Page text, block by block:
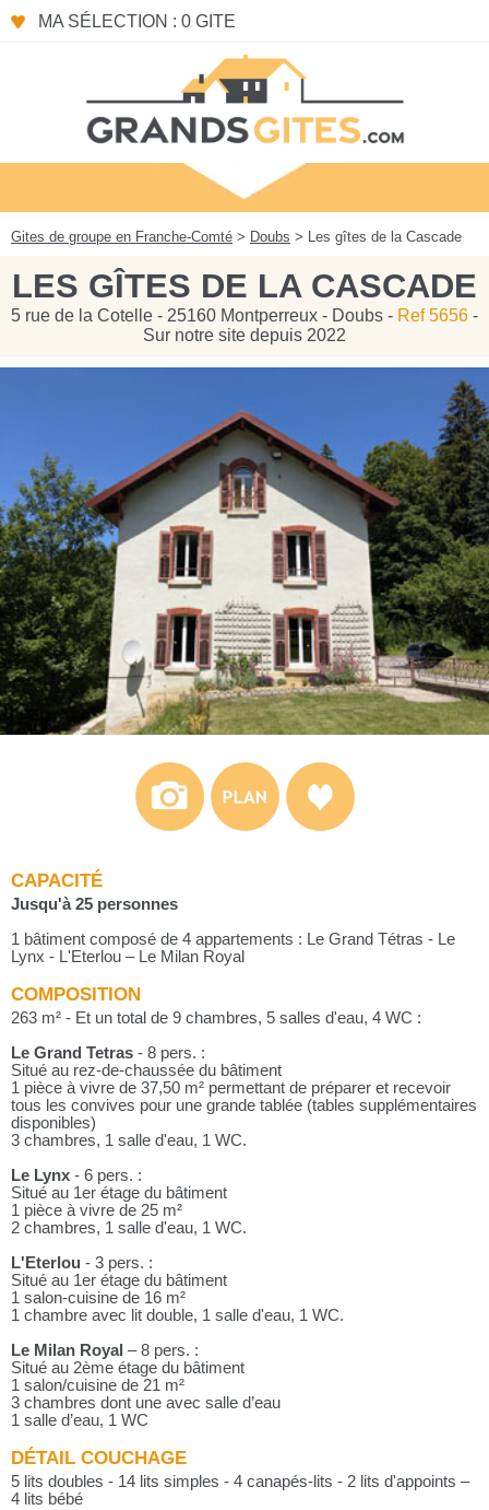
MA SÉLECTION : 0 GITE
Gites de groupe en Franche-Comté > Doubs > Les gîtes de la Cascade
LES GÎTES DE LA CASCADE
5 rue de la Cotelle - 25160 Montperreux - Doubs - Ref 5656 -
Sur notre site depuis 2022
CAPACITÉ
Jusqu'à 25 personnes
1 bâtiment composé de 4 appartements : Le Grand Tétras - Le
Lynx - L'Eterlou – Le Milan Royal
COMPOSITION
263 m² - Et un total de 9 chambres, 5 salles d'eau, 4 WC :
Le Grand Tetras - 8 pers. :
Situé au rez-de-chaussée du bâtiment
1 pièce à vivre de 37,50 m² permettant de préparer et recevoir
tous les convives pour une grande tablée (tables supplémentaires
disponibles)
3 chambres, 1 salle d'eau, 1 WC.
Le Lynx - 6 pers. :
Situé au 1er étage du bâtiment
1 pièce à vivre de 25 m²
2 chambres, 1 salle d'eau, 1 WC.
L'Eterlou - 3 pers. :
Situé au 1er étage du bâtiment
1 salon-cuisine de 16 m²
1 chambre avec lit double, 1 salle d'eau, 1 WC.
Le Milan Royal – 8 pers. :
Situé au 2ème étage du bâtiment
1 salon/cuisine de 21 m²
3 chambres dont une avec salle d’eau
1 salle d’eau, 1 WC
DÉTAIL COUCHAGE
5 lits doubles - 14 lits simples - 4 canapés-lits - 2 lits d'appoints –
4 lits bébé
Panneau de gestion des cookies